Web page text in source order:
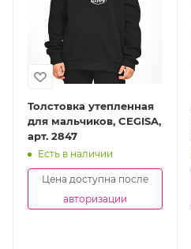
Толстовка утепленная
для мальчиков, CEGISA,
арт. 2847
Есть в наличии
Цена доступна после
авторизации